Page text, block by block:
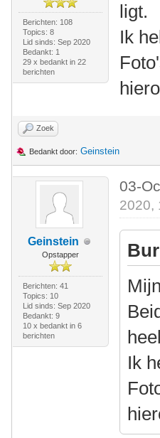
Berichten: 108
Topics: 8
Lid sinds: Sep 2020
Bedankt: 1
29 x bedankt in 22
berichten
ligt.
Ik
Zoek
Bedankt door: Geinstein
Geinstein
Opstapper
Berichten: 41
Topics: 10
Lid sinds: Sep 2020
Bedankt: 9
10 x bedankt in 6
berichten
03-
2020,
Ik